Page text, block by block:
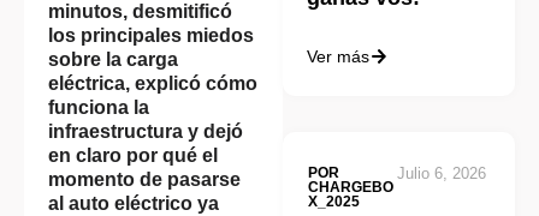
minutos, desmitificó
los principales miedos
sobre la carga
eléctrica, explicó cómo
funciona la
infraestructura y dejó
en claro por qué el
momento de pasarse
al auto eléctrico ya
Ver más
POR
CHARGEBO
X_2025
Julio 6, 2026